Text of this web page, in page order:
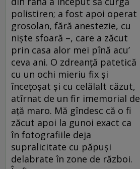
polistiren; a fost apoi operat
grosolan, fără anestezie, cu
niște sfoară –, care a zăcut
prin casa alor mei pînă acu’
ceva ani. O zdreanță patetică
cu un ochi mieriu fix și
încețoșat și cu celălalt căzut,
atîrnat de un fir imemorial de
ață maro. Mă gîndesc că o fi
zăcut apoi la gunoi exact ca
în fotografiile deja
supralicitate cu păpuși
delabrate în zone de război.